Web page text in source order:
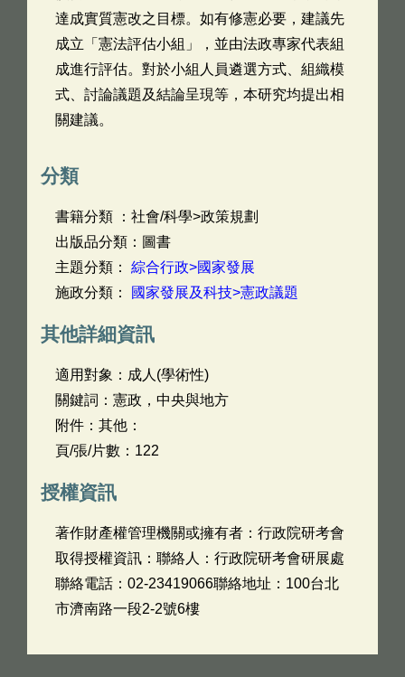
達成實質憲改之目標。如有修憲必要，建議先
成立「憲法評估小組」，並由法政專家代表組
成進行評估。對於小組人員遴選方式、組織模
式、討論議題及結論呈現等，本研究均提出相
關建議。
分類
書籍分類 ：社會/科學>政策規劃
出版品分類：圖書
主題分類： 綜合行政>國家發展
施政分類：
國家發展及科技>憲政議題
其他詳細資訊
適用對象：成人(學術性)
關鍵詞：憲政，中央與地方
附件：其他：
頁/張/片數：122
授權資訊
著作財產權管理機關或擁有者：行政院研考會
取得授權資訊：聯絡人：行政院研考會研展處
聯絡電話：02-23419066聯絡地址：100台北
市濟南路一段2-2號6樓